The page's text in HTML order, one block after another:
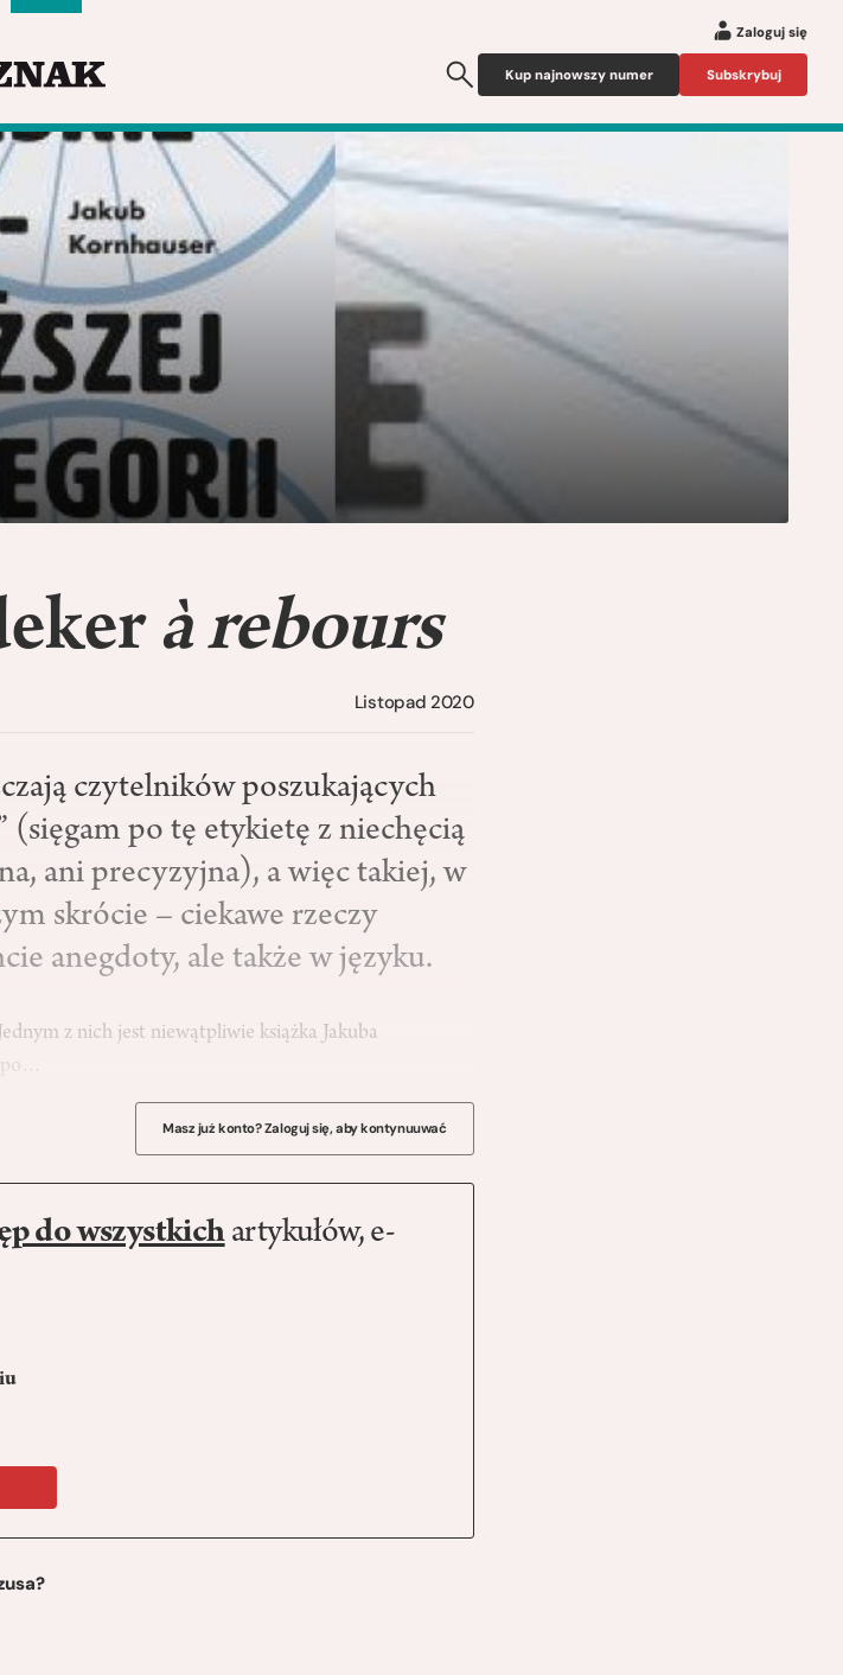
Zaloguj się
Kup najnowszy numer Subskrybuj
à rebours
Listopad 2020
czytelników poszukających
po tę etykietę z niechęcią
ani precyzyjna), a więc takiej, w
skrócie – ciekawe rzeczy
anegdoty, ale także w języku.
z nich jest niewątpliwie książka Jakuba
Masz już konto? Zaloguj się, aby kontynuuwać
do wszystkichartykułów, e-